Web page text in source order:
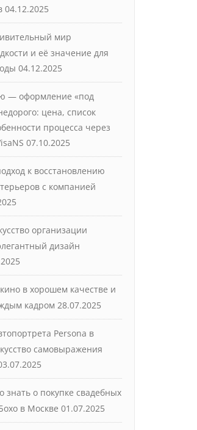
04.12.2025
мир
и её значение для
04.12.2025
— оформление «под
цена, список
процесса через
07.10.2025
к восстановлению
с компанией
организации
дизайн
в хорошем качестве и
кадром 28.07.2025
Persona в
самовыражения
знать о покупке свадебных
в Москве 01.07.2025